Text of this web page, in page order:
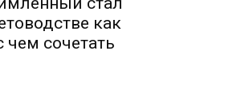
как
чем сочетать